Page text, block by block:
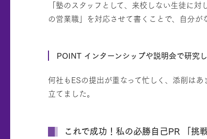
「塾のスタッフとして、来校しない生徒に
の営業職」を対応させて書くことで、自分
POINT インターンシップや説明会で研究
何社もESの提出が重なって忙しく、添削は
立てました。
これで成功！私の必勝自己PR 「挑